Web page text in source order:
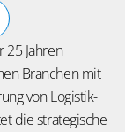
25 Jahren
Branchen mit
von Logistik-
die strategische